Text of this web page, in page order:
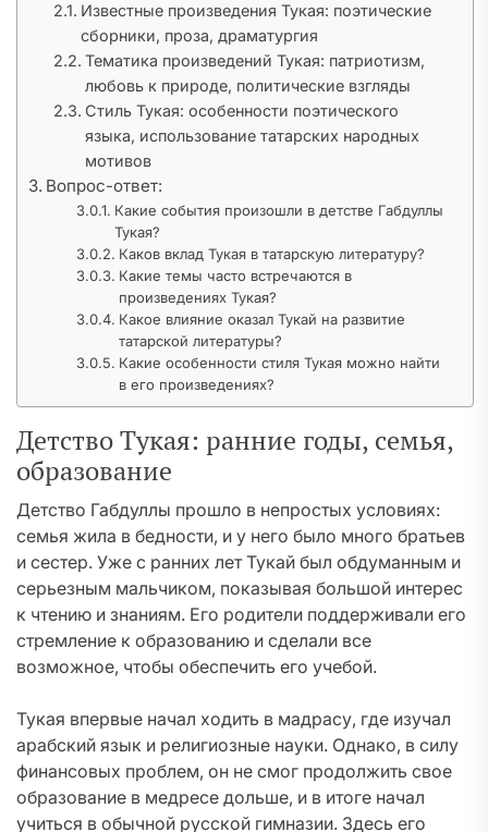
Известные произведения Тукая: поэтические
сборники, проза, драматургия
Тематика произведений Тукая: патриотизм,
любовь к природе, политические взгляды
Стиль Тукая: особенности поэтического
языка, использование татарских народных
мотивов
Вопрос-ответ:
Какие события произошли в детстве Габдуллы
Тукая?
Каков вклад Тукая в татарскую литературу?
Какие темы часто встречаются в
произведениях Тукая?
Какое влияние оказал Тукай на развитие
татарской литературы?
Какие особенности стиля Тукая можно найти
в его произведениях?
Детство Тукая: ранние годы, семья,
образование
Детство Габдуллы прошло в непростых условиях:
семья жила в бедности, и у него было много братьев
и сестер. Уже с ранних лет Тукай был обдуманным и
серьезным мальчиком, показывая большой интерес
к чтению и знаниям. Его родители поддерживали его
стремление к образованию и сделали все
возможное, чтобы обеспечить его учебой.
Тукая впервые начал ходить в мадрасу, где изучал
арабский язык и религиозные науки. Однако, в силу
финансовых проблем, он не смог продолжить свое
образование в медресе дольше, и в итоге начал
учиться в обычной русской гимназии. Здесь его